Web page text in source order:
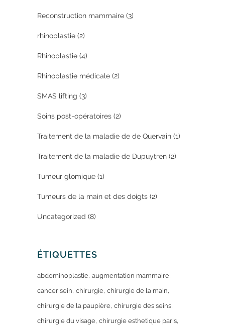
Reconstruction mammaire (3)
rhinoplastie (2)
Rhinoplastie (4)
Rhinoplastie médicale (2)
SMAS lifting (3)
Soins post-opératoires (2)
Traitement de la maladie de de Quervain (1)
Traitement de la maladie de Dupuytren (2)
Tumeur glomique (1)
Tumeurs de la main et des doigts (2)
Uncategorized (8)
ÉTIQUETTES
abdominoplastie augmentation mammaire
cancer sein chirurgie chirurgie de la main
chirurgie de la paupière chirurgie des seins
chirurgie du visage chirurgie esthetique paris